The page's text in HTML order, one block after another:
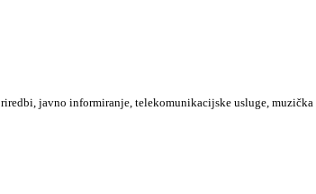
javno informiranje, telekomunikacijske usluge,